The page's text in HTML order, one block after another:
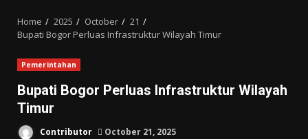
Home 2025 October
21
Bupati Bogor Perluas Infrastruktur Wilayah Timur
Pemerintahan
Bupati Bogor Perluas Infrastruktur Wilayah
Timur
Contributor October 21, 2025